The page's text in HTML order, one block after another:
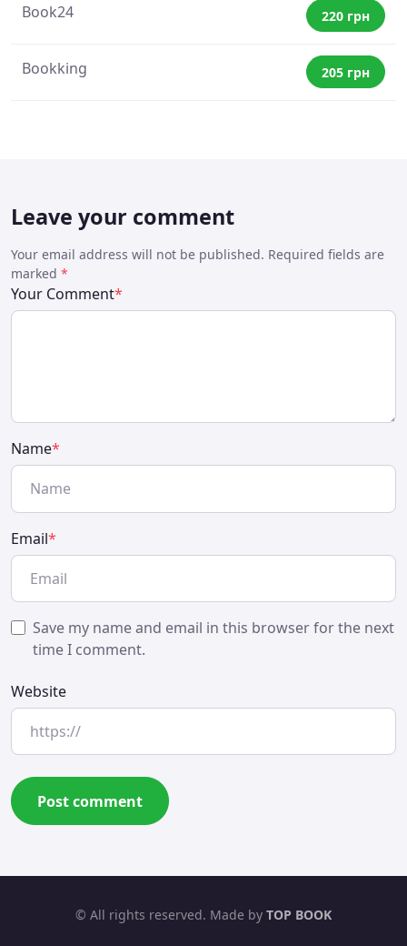
Book24 220 грн
Bookking 205 грн
Leave your comment
Your email address will not be published. Required fields are
marked *
Your Comment*
Name*
Email*
Save my name and email in this browser for the next
time I comment.
Website
© All rights reserved. Made by TOP BOOK